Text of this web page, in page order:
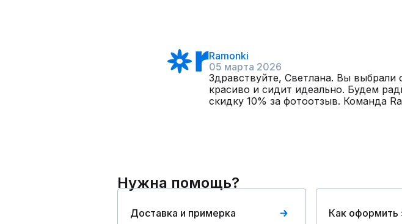
Ramonki
05 марта 2026
Здравствуйте, Светлана. Вы выбрали
красиво и сидит идеально. Будем
скидку 10% за фотоотзыв. Команда
Нужна помощь?
Доставка и примерка Как оформить